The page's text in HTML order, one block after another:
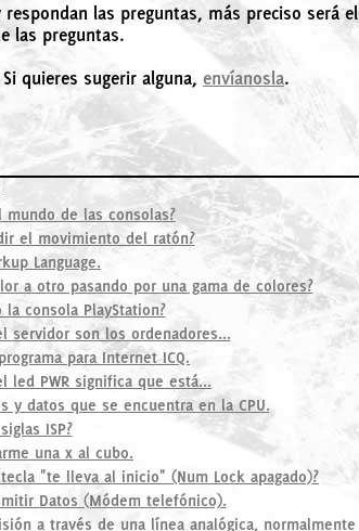
las preguntas, más preciso será el
las preguntas.
quieres sugerir alguna, envíanosla.
mundo de las consolas?
el movimiento del ratón?
Language.
a otro pasando por una gama de colores?
consola PlayStation?
servidor son los ordenadores...
para Internet ICQ.
led PWR significa que está...
y datos que se encuentra en la CPU.
ISP?
una x al cubo.
"te lleva al inicio" (Num Lock apagado)?
Datos (Módem telefónico).
a través de una línea analógica, normalmente